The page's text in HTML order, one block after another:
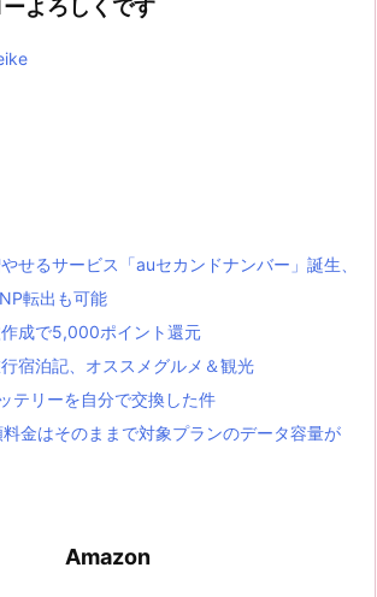
よろしくです
せるサービス「auセカンドナンバー」誕生、
転出も可能
成で5,000ポイント還元
宿泊記、オススメグルメ＆観光
テリーを自分で交換した件
料金はそのままで対象プランのデータ容量が
Amazon